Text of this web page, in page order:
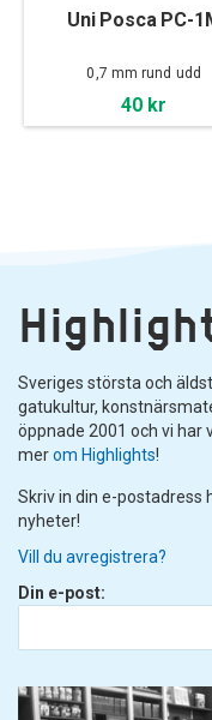
Uni Posca PC-
0,7 mm rund udd
40 kr
Sveriges största och
gatukultur,
öppnade 2001 och vi har
merom Highlights!
Skriv in din e-postadress
nyheter!
Vill du avregistrera?
Din e-post: